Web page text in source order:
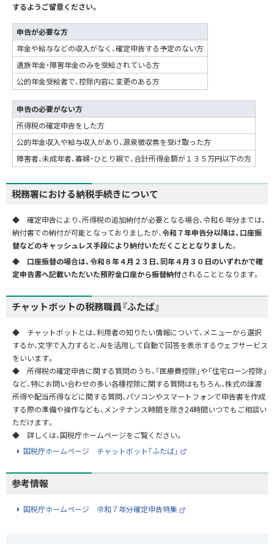
するようご留意ください。
申告が必要な方
年金や給与などの収入がなく、確定申告する予定のない方
遺族年金・障害年金のみを受給されている方
公的年金受給者で、控除内容に変更のある方
申告の必要がない方
所得税の確定申告をした方
公的年金収入や給与収入があり、源泉徴収票を受け取った方
障害者、未成年者、寡婦・ひとり親で、合計所得金額が１３５万円以下の方
税務署における納税手続きについて
◆ 確定申告により、所得税の追加納付が必要となる場合、令和６年分までは、
納付書での納付が可能となっておりましたが、令和７年申告分以降は、口座振
替などのキャッシュレス手段により納付いただくこととなりました。
◆ 口座振替の場合は、令和８年４月２３日、同年４月３０日のいずれかで確
定申告書へ記載いただいた預貯金口座から振替納付されることとなります。
チャットボットの税務職員『ふたば』
◆ チャットボットとは、利用者の知りたい情報について、メニューから選択
するか、文字で入力すると、AIを活用して自動で回答を表示するウェブサービス
をいいます。
◆ 所得税の確定申告に関する質問のうち、「医療費控除」や「住宅ローン控除」
など、特にお問い合わせの多い各種控除に関する質問はもちろん、株式の譲渡
所得や配当所得などに関する質問、パソコンやスマートフォンで申告書を作成
する際の準備や操作なども、メンテナンス時間を除き24時間いつでもご相談い
ただけます。
◆ 詳しくは、国税庁ホームページをご覧ください。
国税庁ホームページ チャットボット「ふたば」
部
参考情報
国税庁ホームページ 令和７年分確定申告特集